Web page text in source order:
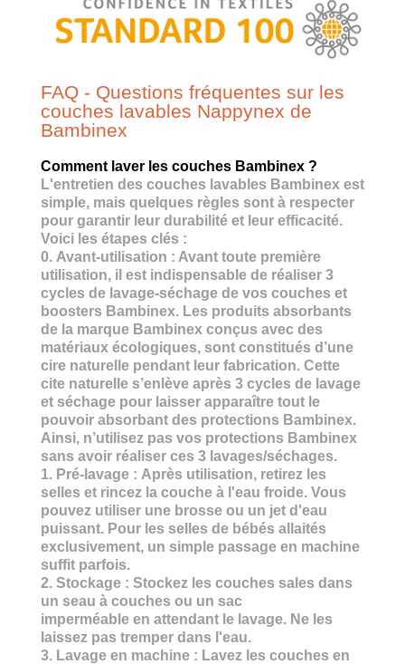
FAQ - Questions fréquentes sur les
couches lavables Nappynex de
Bambinex
Comment laver les couches Bambinex ?
L'entretien des couches lavables Bambinex est
simple, mais quelques règles sont à respecter
pour garantir leur durabilité et leur efficacité.
Voici les étapes clés :
0. Avant-utilisation : Avant toute première
utilisation, il est indispensable de réaliser 3
cycles de lavage-séchage de vos couches et
boosters Bambinex. Les produits absorbants
de la marque Bambinex conçus avec des
matériaux écologiques, sont constitués d’une
cire naturelle pendant leur fabrication. Cette
cite naturelle s’enlève après 3 cycles de lavage
et séchage pour laisser apparaître tout le
pouvoir absorbant des protections Bambinex.
Ainsi, n’utilisez pas vos protections Bambinex
sans avoir réaliser ces 3 lavages/séchages.
1. Pré-lavage : Après utilisation, retirez les
selles et rincez la couche à l'eau froide. Vous
pouvez utiliser une brosse ou un jet d'eau
puissant. Pour les selles de bébés allaités
exclusivement, un simple passage en machine
suffit parfois.
2. Stockage : Stockez les couches sales dans
un seau à couches ou un sac
imperméable en attendant le lavage. Ne les
laissez pas tremper dans l'eau.
3. Lavage en machine : Lavez les couches en